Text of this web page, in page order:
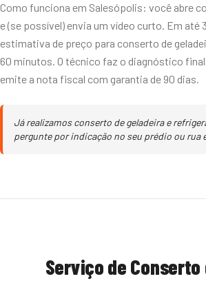
Como funciona em Salesópolis: você abre
e (se possível) envia um vídeo curto. Em
estimativa de preço para conserto de
60 minutos. O técnico faz o diagnóstico
emite a nota fiscal com garantia de 90 dias.
Já realizamos conserto de geladeira e
pergunte por indicação no seu prédio ou rua
Serviço de